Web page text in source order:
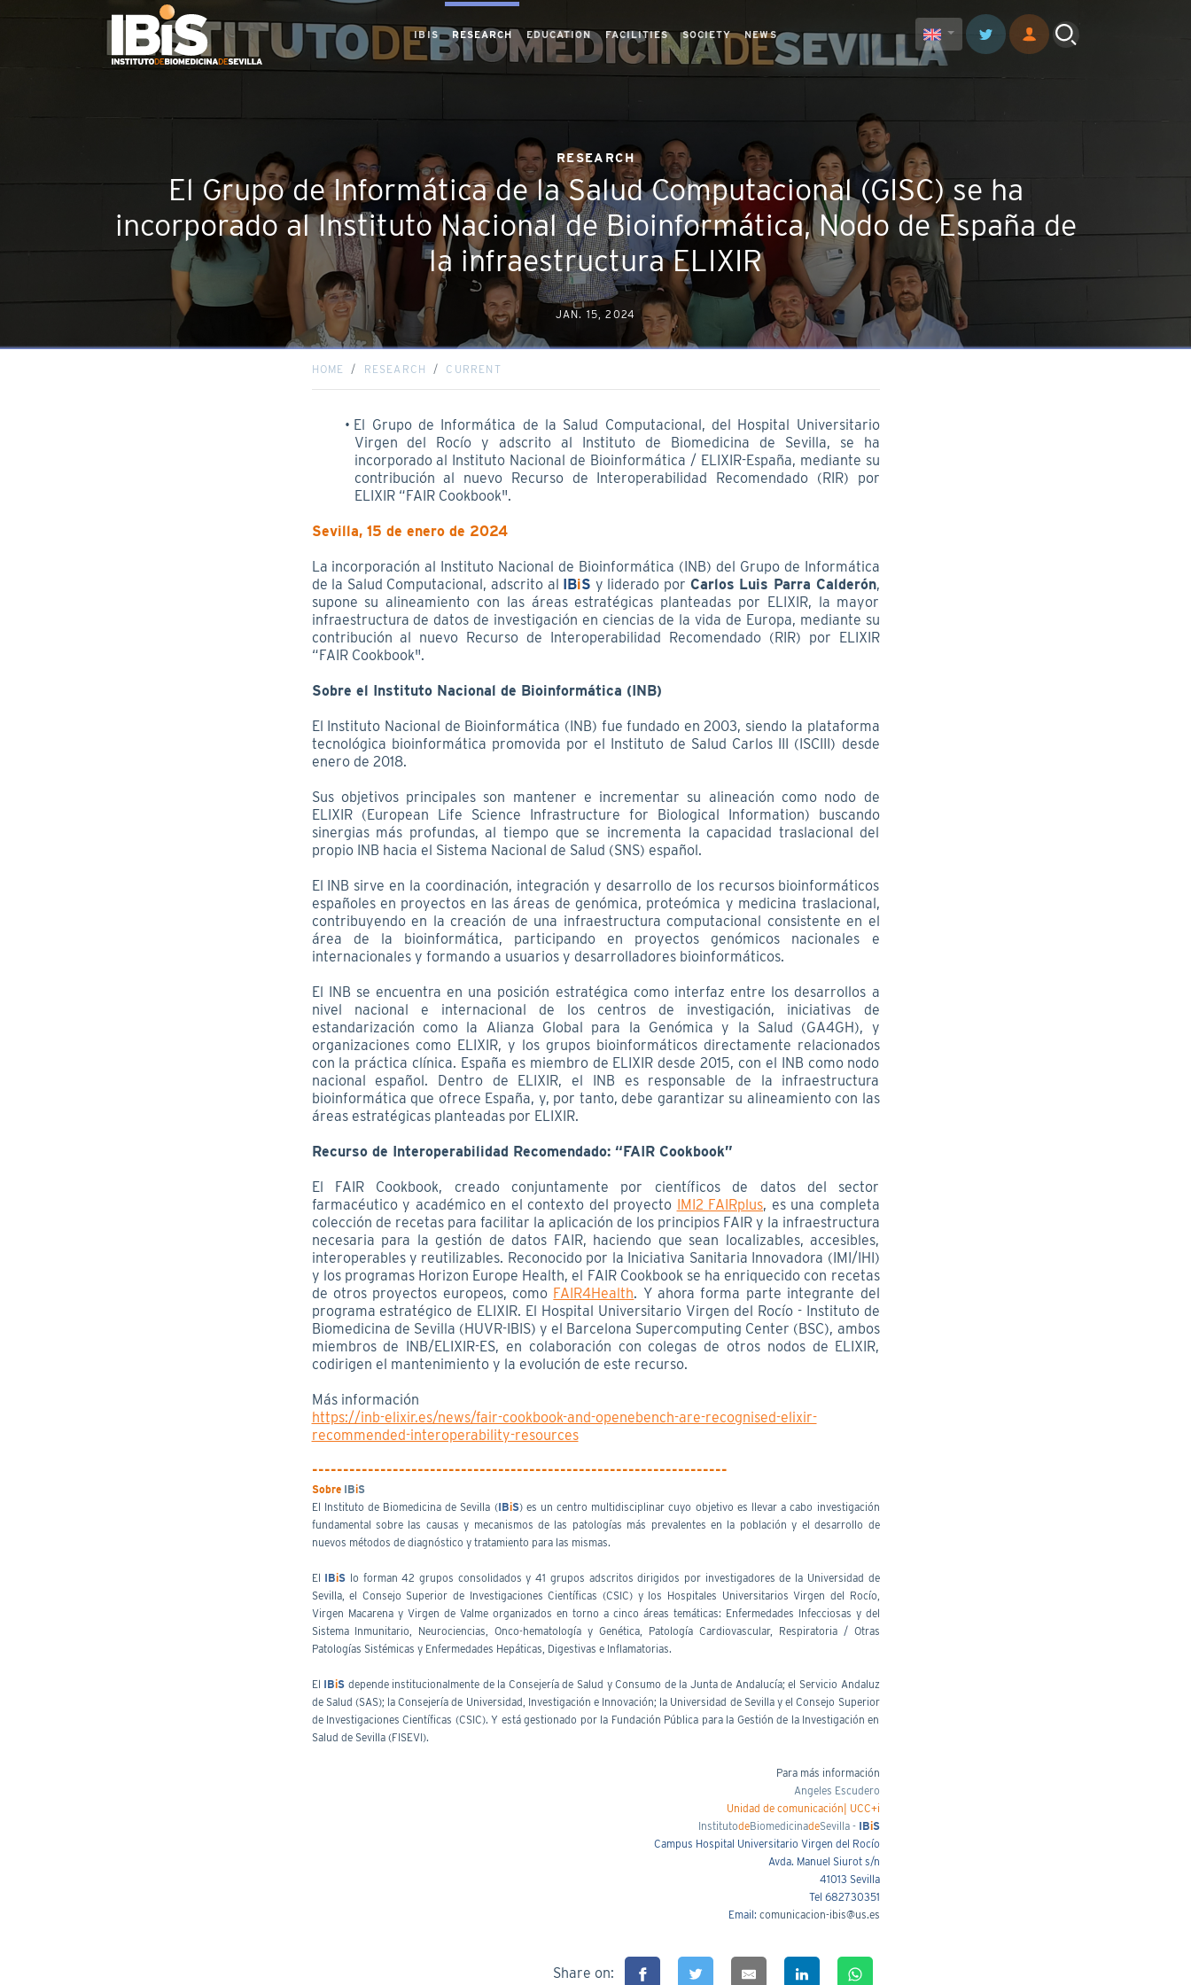
IBIS RESEARCH EDUCATION FACILITIES SOCIETY NEWS
RESEARCH
El Grupo de Informática de la Salud Computacional (GISC) se ha
incorporado al Instituto Nacional de Bioinformática, Nodo de España de
la infraestructura ELIXIR
JAN. 15, 2024
HOME RESEARCH CURRENT
El Grupo de Informática de la Salud Computacional, del Hospital Universitario
Virgen del Rocío y adscrito al Instituto de Biomedicina de Sevilla, se ha
incorporado al Instituto Nacional de Bioinformática / ELIXIR-España, mediante su
contribución al nuevo Recurso de Interoperabilidad Recomendado (RIR) por
ELIXIR “FAIR Cookbook".
Sevilla, 15 de enero de 2024
La incorporación al Instituto Nacional de Bioinformática (INB) del Grupo de Informática
de la Salud Computacional, adscrito al IBiS y liderado por Carlos Luis Parra Calderón,
supone su alineamiento con las áreas estratégicas planteadas por ELIXIR, la mayor
infraestructura de datos de investigación en ciencias de la vida de Europa, mediante su
contribución al nuevo Recurso de Interoperabilidad Recomendado (RIR) por ELIXIR
“FAIR Cookbook".
Sobre el Instituto Nacional de Bioinformática (INB)
El Instituto Nacional de Bioinformática (INB) fue fundado en 2003, siendo la plataforma
tecnológica bioinformática promovida por el Instituto de Salud Carlos III (ISCIII) desde
enero de 2018.
Sus objetivos principales son mantener e incrementar su alineación como nodo de
ELIXIR (European Life Science Infrastructure for Biological Information) buscando
sinergias más profundas, al tiempo que se incrementa la capacidad traslacional del
propio INB hacia el Sistema Nacional de Salud (SNS) español.
El INB sirve en la coordinación, integración y desarrollo de los recursos bioinformáticos
españoles en proyectos en las áreas de genómica, proteómica y medicina traslacional,
contribuyendo en la creación de una infraestructura computacional consistente en el
área de la bioinformática, participando en proyectos genómicos nacionales e
internacionales y formando a usuarios y desarrolladores bioinformáticos.
El INB se encuentra en una posición estratégica como interfaz entre los desarrollos a
nivel nacional e internacional de los centros de investigación, iniciativas de
estandarización como la Alianza Global para la Genómica y la Salud (GA4GH), y
organizaciones como ELIXIR, y los grupos bioinformáticos directamente relacionados
con la práctica clínica. España es miembro de ELIXIR desde 2015, con el INB como nodo
nacional español. Dentro de ELIXIR, el INB es responsable de la infraestructura
bioinformática que ofrece España, y, por tanto, debe garantizar su alineamiento con las
áreas estratégicas planteadas por ELIXIR.
Recurso de Interoperabilidad Recomendado: “FAIR Cookbook”
El FAIR Cookbook, creado conjuntamente por científicos de datos del sector
farmacéutico y académico en el contexto del proyecto IMI2 FAIRplus, es una completa
colección de recetas para facilitar la aplicación de los principios FAIR y la infraestructura
necesaria para la gestión de datos FAIR, haciendo que sean localizables, accesibles,
interoperables y reutilizables. Reconocido por la Iniciativa Sanitaria Innovadora (IMI/IHI)
y los programas Horizon Europe Health, el FAIR Cookbook se ha enriquecido con recetas
de otros proyectos europeos, como FAIR4Health. Y ahora forma parte integrante del
programa estratégico de ELIXIR. El Hospital Universitario Virgen del Rocío - Instituto de
Biomedicina de Sevilla (HUVR-IBIS) y el Barcelona Supercomputing Center (BSC), ambos
miembros de INB/ELIXIR-ES, en colaboración con colegas de otros nodos de ELIXIR,
codirigen el mantenimiento y la evolución de este recurso.
Más información
https://inb-elixir.es/news/fair-cookbook-and-openebench-are-recognised-elixir-
recommended-interoperability-resources
-------------------------------------------------------------------
Sobre IBiS
El Instituto de Biomedicina de Sevilla (IBiS) es un centro multidisciplinar cuyo objetivo es llevar a cabo investigación
fundamental sobre las causas y mecanismos de las patologías más prevalentes en la población y el desarrollo de
nuevos métodos de diagnóstico y tratamiento para las mismas.
El IBiS lo forman 42 grupos consolidados y 41 grupos adscritos dirigidos por investigadores de la Universidad de
Sevilla, el Consejo Superior de Investigaciones Científicas (CSIC) y los Hospitales Universitarios Virgen del Rocío,
Virgen Macarena y Virgen de Valme organizados en torno a cinco áreas temáticas: Enfermedades Infecciosas y del
Sistema Inmunitario, Neurociencias, Onco-hematología y Genética, Patología Cardiovascular, Respiratoria / Otras
Patologías Sistémicas y Enfermedades Hepáticas, Digestivas e Inflamatorias.
El IBiS depende institucionalmente de la Consejería de Salud y Consumo de la Junta de Andalucía; el Servicio Andaluz
de Salud (SAS); la Consejería de Universidad, Investigación e Innovación; la Universidad de Sevilla y el Consejo Superior
de Investigaciones Científicas (CSIC). Y está gestionado por la Fundación Pública para la Gestión de la Investigación en
Salud de Sevilla (FISEVI).
Para más información
Angeles Escudero
Unidad de comunicación| UCC+i
InstitutodeBiomedicinadeSevilla - IBiS
Campus Hospital Universitario Virgen del Rocío
Avda. Manuel Siurot s/n
41013 Sevilla
Tel 682730351
Email: comunicacion-ibis@us.es
Share on: